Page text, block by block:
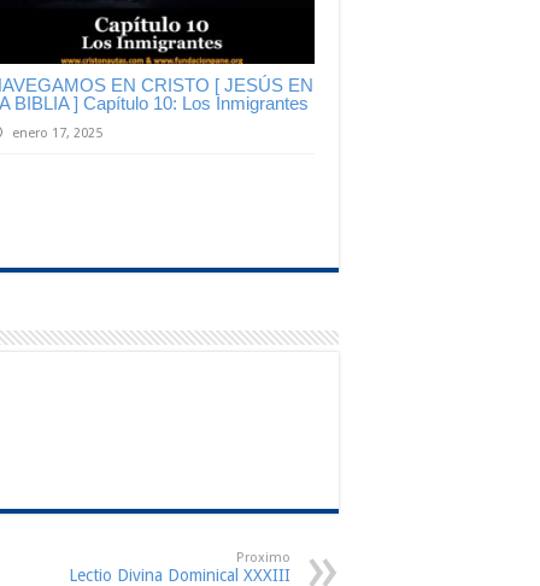
EN CRISTO [ JESÚS EN
BIBLIA ] Capítulo 10: Los Inmigrantes
enero 17, 2025
Proximo
Lectio Divina Dominical XXXIII